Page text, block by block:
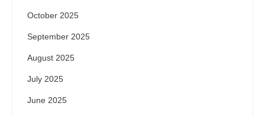
October 2025
September 2025
August 2025
July 2025
June 2025